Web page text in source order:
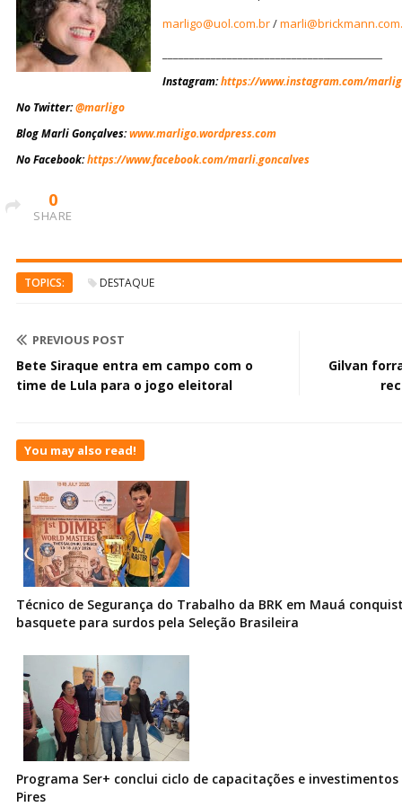
marligo@uol.com.br/
Instagram:https://www.instagram.com/
No Twitter:@marligo
Blog Marli Gonçalves:www.marligo.wordpress.com
No Facebook:https://www.facebook.com/marli.goncalves
0
SHARE
TOPICS: DESTAQUE
PREVIOUS POST
Bete Siraque entra em campo com o
time de Lula para o jogo eleitoral
Gilvan
You may also read!
Técnico de Segurança do Trabalho da BRK em Mauá
basquete para surdos pela Seleção Brasileira
Programa Ser+ conclui ciclo de capacitações e
Pires